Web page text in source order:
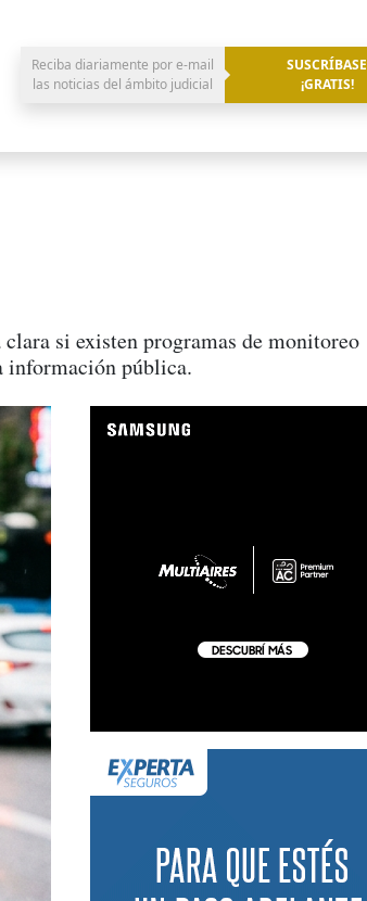
Reciba diariamente por e-mail
las noticias del ámbito judicial
SUSCRÍBASE
¡GRATIS!
si existen programas de monitoreo
información pública.